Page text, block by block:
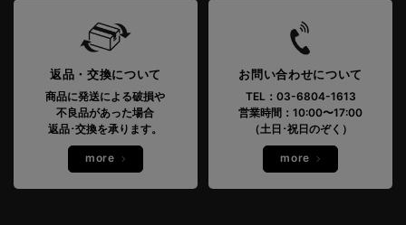
返品・交換について
商品に発送による破損や
不良品があった場合
返品･交換を承ります。
more
お問い合わせについて
TEL：03-6804-1613
営業時間：10:00〜17:00
（土日･祝日のぞく）
more